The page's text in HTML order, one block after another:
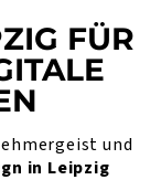
FÜR
und
in Leipzig